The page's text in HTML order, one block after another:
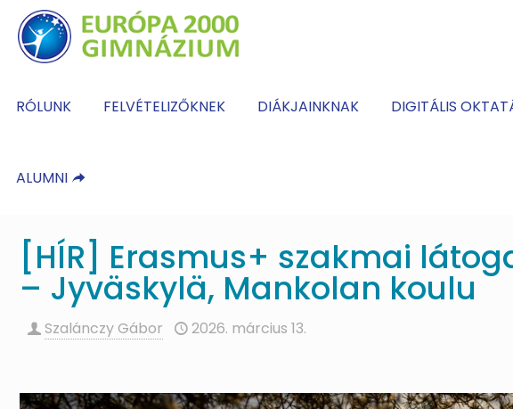
RÓLUNK FELVÉTELIZŐKNEK DIÁKJAINKNAK DIGITÁLIS
ALUMNI
[HÍR] Erasmus+ szakmai
– Jyväskylä, Mankolan koulu
Szalánczy Gábor 2026. március 13.